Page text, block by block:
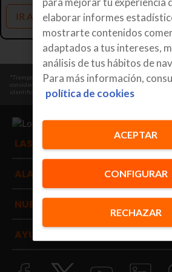
IR A LA HOME
*Tiempo medio de respuesta de un operador de CRA
considerada de máxima prioridad: SOS, atraco, coacción o
identifica ningún usuario autorizado. Fuente: datos CRA
LAS ALARMAS
ALARMAS POR TIPO DE
NUESTROS SERVICIOS
AYUDA
elaborar informes
mostrarte contenidos
adaptados a tus intereses,
análisis de tus hábitos de
Para más información,
política de cookies
CONFIGURAR
RECHAZAR
ACEPTAR